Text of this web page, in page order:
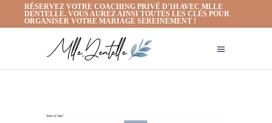
RÉSERVEZ VOTRE COACHING PRIVÉ D'1H AVEC MLLE
DENTELLE. VOUS AUREZ AINSI TOUTES LES CLÉS POUR
ORGANISER VOTRE MARIAGE SEREINEMENT !